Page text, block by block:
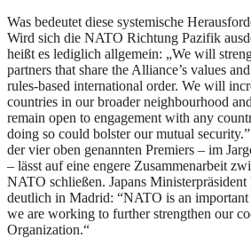
Was bedeutet diese systemische
Wird sich die NATO Richtung Pazifik
heißt es lediglich allgemein: „We will
partners that share the Alliance’s values
rules-based international order. We will
countries in our broader neighbourhood
remain open to engagement with any
doing so could bolster our mutual
der vier oben genannten Premiers – im
– lässt auf eine engere Zusammenarbeit
NATO schließen. Japans Ministerpräsident
deutlich in Madrid: “NATO is an important
we are working to further strengthen our
Organization.“